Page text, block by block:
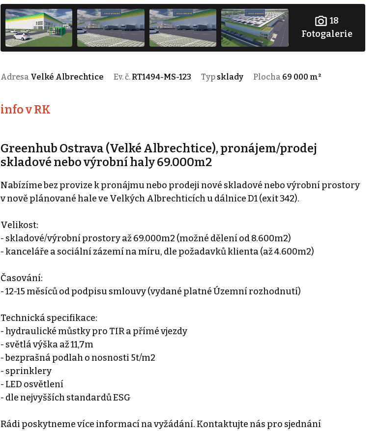
18
Fotogalerie
Adresa Velké Albrechtice Ev. č. RT1494-MS-123 Typ sklady Plocha 69 000 m²
info v RK
Greenhub Ostrava (Velké Albrechtice), pronájem/prodej
skladové nebo výrobní haly 69.000m2
Nabízíme bez provize k pronájmu nebo prodeji nové skladové nebo výrobní prostory
v nově plánované hale ve Velkých Albrechticích u dálnice D1 (exit 342).
Velikost:
- skladové/výrobní prostory až 69.000m2 (možné dělení od 8.600m2)
- kanceláře a sociální zázemí na míru, dle požadavků klienta (až 4.600m2)
Časování:
- 12-15 měsíců od podpisu smlouvy (vydané platné Územní rozhodnutí)
Technická specifikace:
- hydraulické můstky pro TIR a přímé vjezdy
- světlá výška až 11,7m
- bezprašná podlah o nosnosti 5t/m2
- sprinklery
- LED osvětlení
- dle nejvyšších standardů ESG
Rádi poskytneme více informací na vyžádání. Kontaktujte nás pro sjednání